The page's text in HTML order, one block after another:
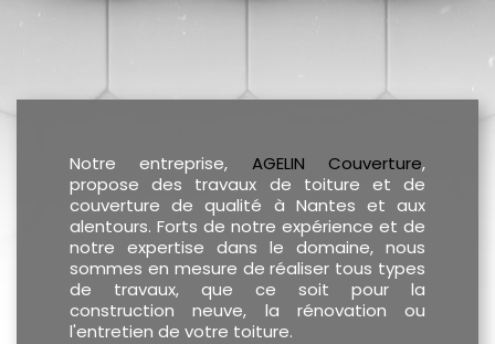
Notre entreprise, AGELIN Couverture,
propose des travaux de toiture et de
couverture de qualité à Nantes et aux
alentours. Forts de notre expérience et de
notre expertise dans le domaine, nous
sommes en mesure de réaliser tous types
de travaux, que ce soit pour la
construction neuve, la rénovation ou
l'entretien de votre toiture.